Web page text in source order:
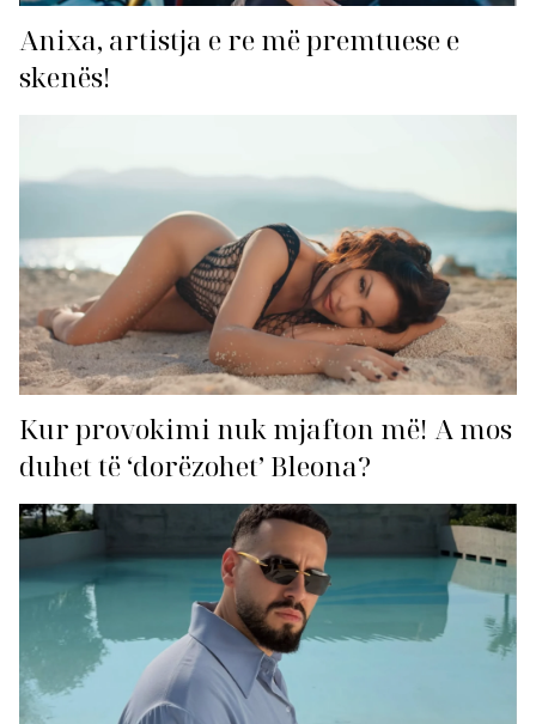
Anixa, artistja e re më premtuese e
skenës!
Kur provokimi nuk mjafton më! A mos
duhet të ‘dorëzohet’ Bleona?